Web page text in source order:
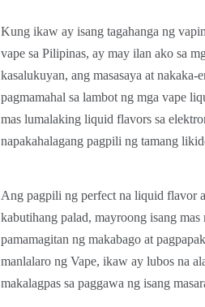
Kung ikaw ay isang tagahanga ng
vape sa Pilipinas, ay may ilan ako sa
kasalukuyan, ang masasaya at
pagmamahal sa lambot ng mga vape
mas lumalaking liquid flavors sa
napakahalagang pagpili ng tamang
Ang pagpili ng perfect na liquid flavor
kabutihang palad, mayroong isang
pamamagitan ng makabago at
manlalaro ng Vape, ikaw ay lubos na
makalagpas sa paggawa ng isang